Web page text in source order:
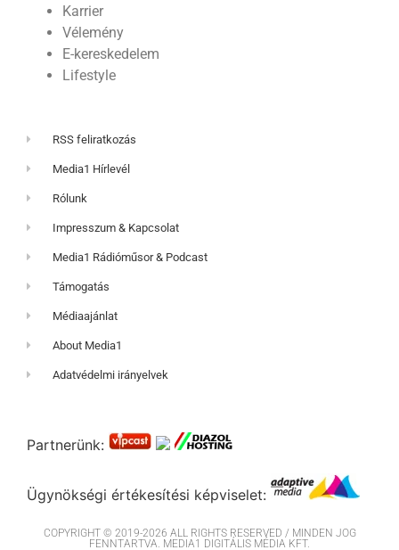
Karrier
Vélemény
E-kereskedelem
Lifestyle
RSS feliratkozás
Media1 Hírlevél
Rólunk
Impresszum & Kapcsolat
Media1 Rádióműsor & Podcast
Támogatás
Médiaajánlat
About Media1
Adatvédelmi irányelvek
Partnerünk:
Ügynökségi értékesítési képviselet:
COPYRIGHT © 2019-2026 ALL RIGHTS RESERVED / MINDEN JOG
FENNTARTVA. MEDIA1 DIGITÁLIS MÉDIA KFT.